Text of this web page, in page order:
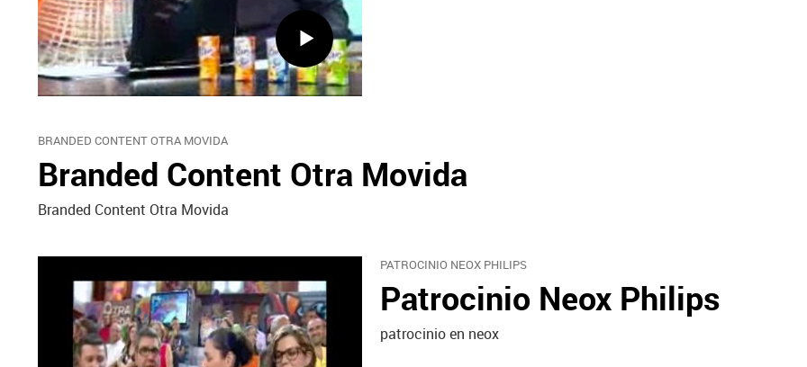
BRANDED CONTENT OTRA MOVIDA
Branded Content Otra Movida
Branded Content Otra Movida
PATROCINIO NEOX PHILIPS
Patrocinio Neox Philips
patrocinio en neox